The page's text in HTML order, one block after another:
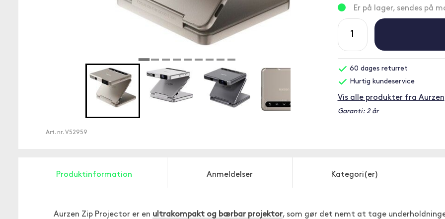
Art. nr. V52959
Er på lager, sendes på
60 dages returret
Hurtig kundeservice
Vis alle produkter fra Aurzen
Garanti: 2 år
Produktinformation Anmeldelser Kategori(er)
Aurzen Zip Projector er en ultrakompakt og bærbar projektor, som gør det nemt at tage